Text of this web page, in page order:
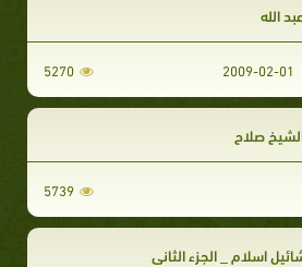
الله
5270
صلاح
5739
اسلام _ الجزء الثاني